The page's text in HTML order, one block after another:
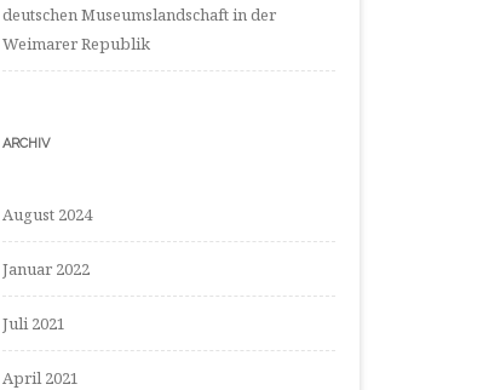
deutschen Museumslandschaft in der
Weimarer Republik
ARCHIV
August 2024
Januar 2022
Juli 2021
April 2021